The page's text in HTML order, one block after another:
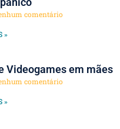
comentário
»
Videogames em mães
comentário
»